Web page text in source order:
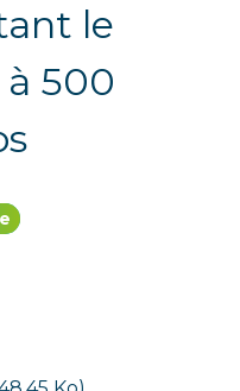
le
500